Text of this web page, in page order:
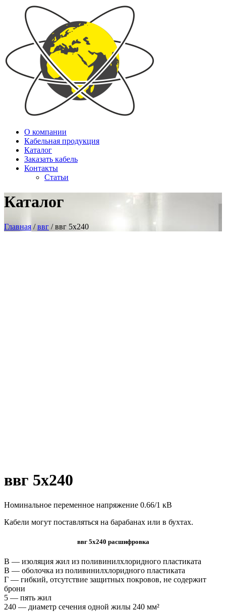
О компании
Кабельная продукция
Каталог
Заказать кабель
Контакты
Статьи
Каталог
Главная /ввг / ввг 5х240
ввг 5х240
Номинальное переменное напряжение 0.66/1 кВ
Кабели могут поставляться на барабанах или в бухтах.
ввг 5х240 расшифровка
В — изоляция жил из поливинилхлоридного пластиката
В — оболочка из поливинилхлоридного пластиката
Г — гибкий, отсутствие защитных покровов, не содержит
брони
5 — пять жил
240 — диаметр сечения одной жилы 240 мм²